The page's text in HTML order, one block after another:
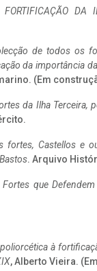
FORTIFICAÇÃO DA
de todos os
da importância
(Em
da Ilha Terceira,
fortes, Castellos e
. Arquivo
Fortes que
à
, Alberto Vieira.